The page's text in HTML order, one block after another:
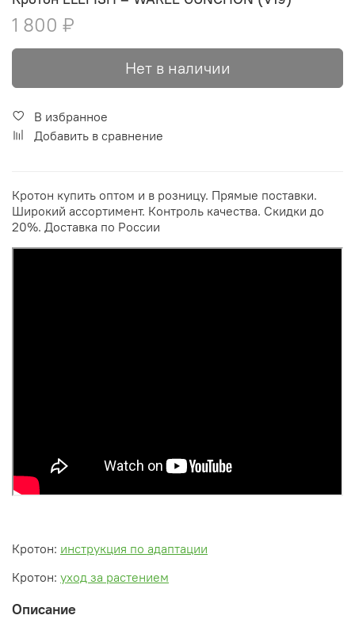
1 800 ₽
Нет в наличии
В избранное
Добавить в сравнение
Кротон купить оптом и в розницу. Прямые поставки.
Широкий ассортимент. Контроль качества. Скидки до
20%. Доставка по России
Кротон: инструкция по адаптации
Кротон: уход за растением
Описание